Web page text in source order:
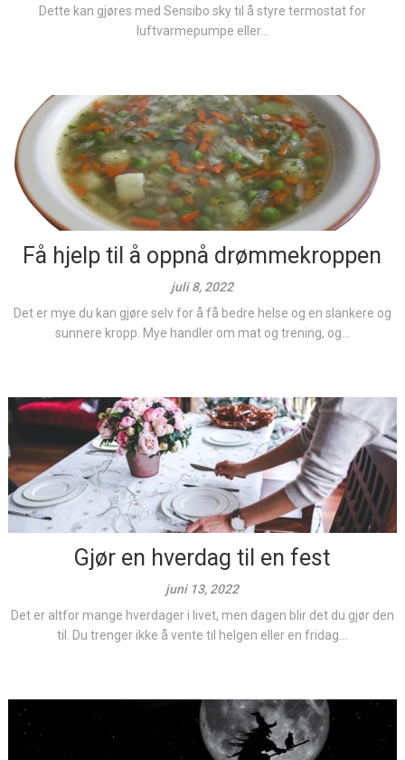
Dette kan gjøres med Sensibo sky til å styre termostat for
luftvarmepumpe eller...
Få hjelp til å oppnå drømmekroppen
juli 8, 2022
Det er mye du kan gjøre selv for å få bedre helse og en slankere og
sunnere kropp. Mye handler om mat og trening, og...
Gjør en hverdag til en fest
juni 13, 2022
Det er altfor mange hverdager i livet, men dagen blir det du gjør den
til. Du trenger ikke å vente til helgen eller en fridag...